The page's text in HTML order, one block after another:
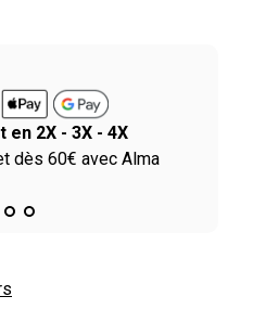
en 2X - 3X - 4X
dès 60€ avec Alma